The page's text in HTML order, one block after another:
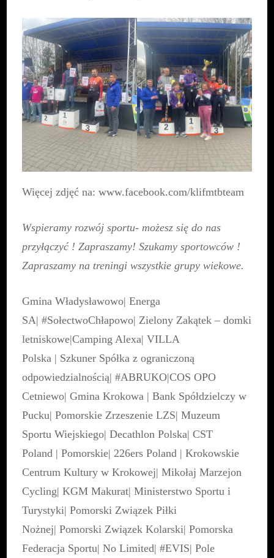
Więcej zdjęć na:www.facebook.com/klifmtbteam
Wspieramy rozwój sportu- możesz się do nas
przyłączyć ! Zapraszamy! Szukamy sportowców !
Zapraszamy na treningi wszystkie grupy wiekowe.
Gmina Władysławowo|Energa
SA|#SołectwoChłapowo| Zielony Zakątek – domki
letniskowe|Camping Alexa|VILLA
Polska | Szkuner Spółka z ograniczoną
odpowiedzialnością|#ABRUKO|COS OPO
Cetniewo|Gmina Krokowa |Bank Spółdzielczy w
Pucku|Pomorskie Zrzeszenie LZS|Muzeum
Sportu Wiejskiego|Decathlon Polska|CST
Poland |Pomorskie| 226ers Poland |Krokowskie
Centrum Kultury w Krokowej|Mikołaj Marzejon
Cycling|KGM Makurat|Ministerstwo Sportu i
Turystyki|Pomorski Związek Piłki
Nożnej|Pomorski Związek Kolarski|Pomorska
Federacja Sportu|No Limited|#EVIS|Pole